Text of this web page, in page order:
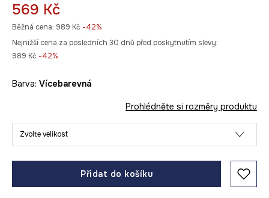
569 Kč
Běžná cena: 989 Kč -42%
Nejnižší cena za posledních 30 dnů před poskytnutím slevy:
989 Kč -42%
Barva: vícebarevná
Prohlédněte si rozměry produktu
Zvolte velikost
Přidat do košíku